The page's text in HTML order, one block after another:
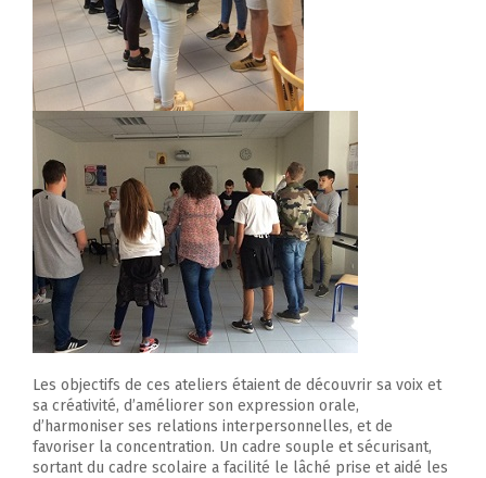
Les objectifs de ces ateliers étaient de découvrir sa voix et
sa créativité, d’améliorer son expression orale,
d’harmoniser ses relations interpersonnelles, et de
favoriser la concentration. Un cadre souple et sécurisant,
sortant du cadre scolaire a facilité le lâché prise et aidé les